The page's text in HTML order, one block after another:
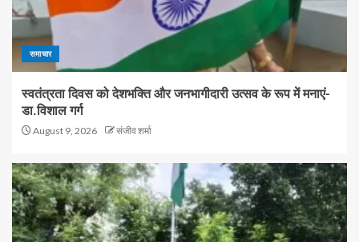
समाचार
स्वतंत्रता दिवस को देशभक्ति और जनभागीदारी उत्सव के रूप में मनाएं-
डा.विशाल गर्ग
August 9, 2026 संजीव शर्मा